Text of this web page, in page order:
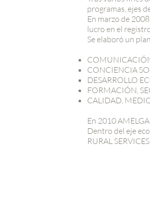
programas, ejes
En marzo de
lucro en el
Se elaboró un
CONCIENCIA
DESARROLLO
FORMACIÓN,
CALIDAD,
En 2010
Dentro del eje
RURAL